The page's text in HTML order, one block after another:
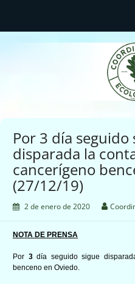
Por 3 día seguido
disparada la
cancerígeno
(27/12/19)
2 de enero de 2020
NOTA DE PRENSA
Por 3día seguido sigue
benceno en Oviedo.